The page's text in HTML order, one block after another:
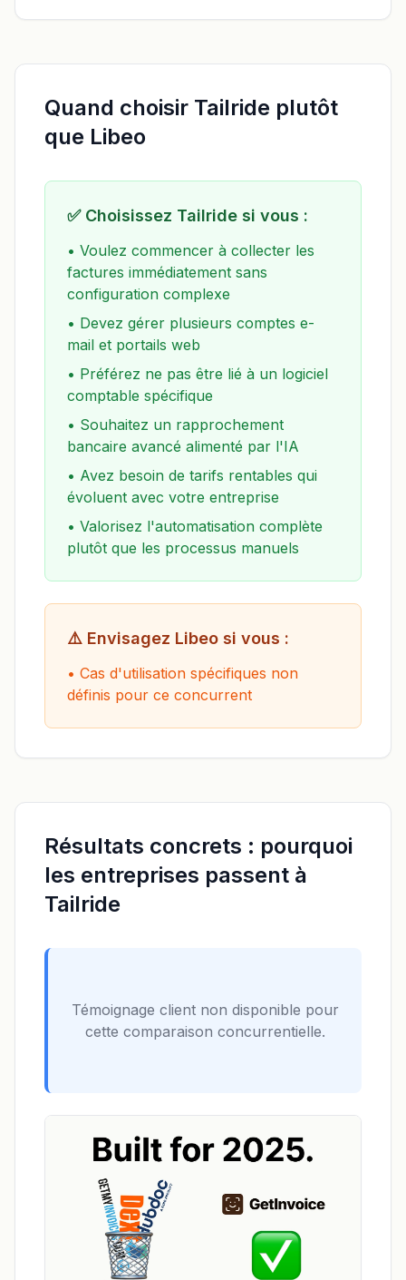
Quand choisir Tailride plutôt
que Libeo
✅ Choisissez Tailride si vous :
• Voulez commencer à collecter les
factures immédiatement sans
configuration complexe
• Devez gérer plusieurs comptes e-
mail et portails web
• Préférez ne pas être lié à un logiciel
comptable spécifique
• Souhaitez un rapprochement
bancaire avancé alimenté par l'IA
• Avez besoin de tarifs rentables qui
évoluent avec votre entreprise
• Valorisez l'automatisation complète
plutôt que les processus manuels
⚠️ Envisagez Libeo si vous :
• Cas d'utilisation spécifiques non
définis pour ce concurrent
Résultats concrets : pourquoi
les entreprises passent à
Tailride
Témoignage client non disponible pour
cette comparaison concurrentielle.